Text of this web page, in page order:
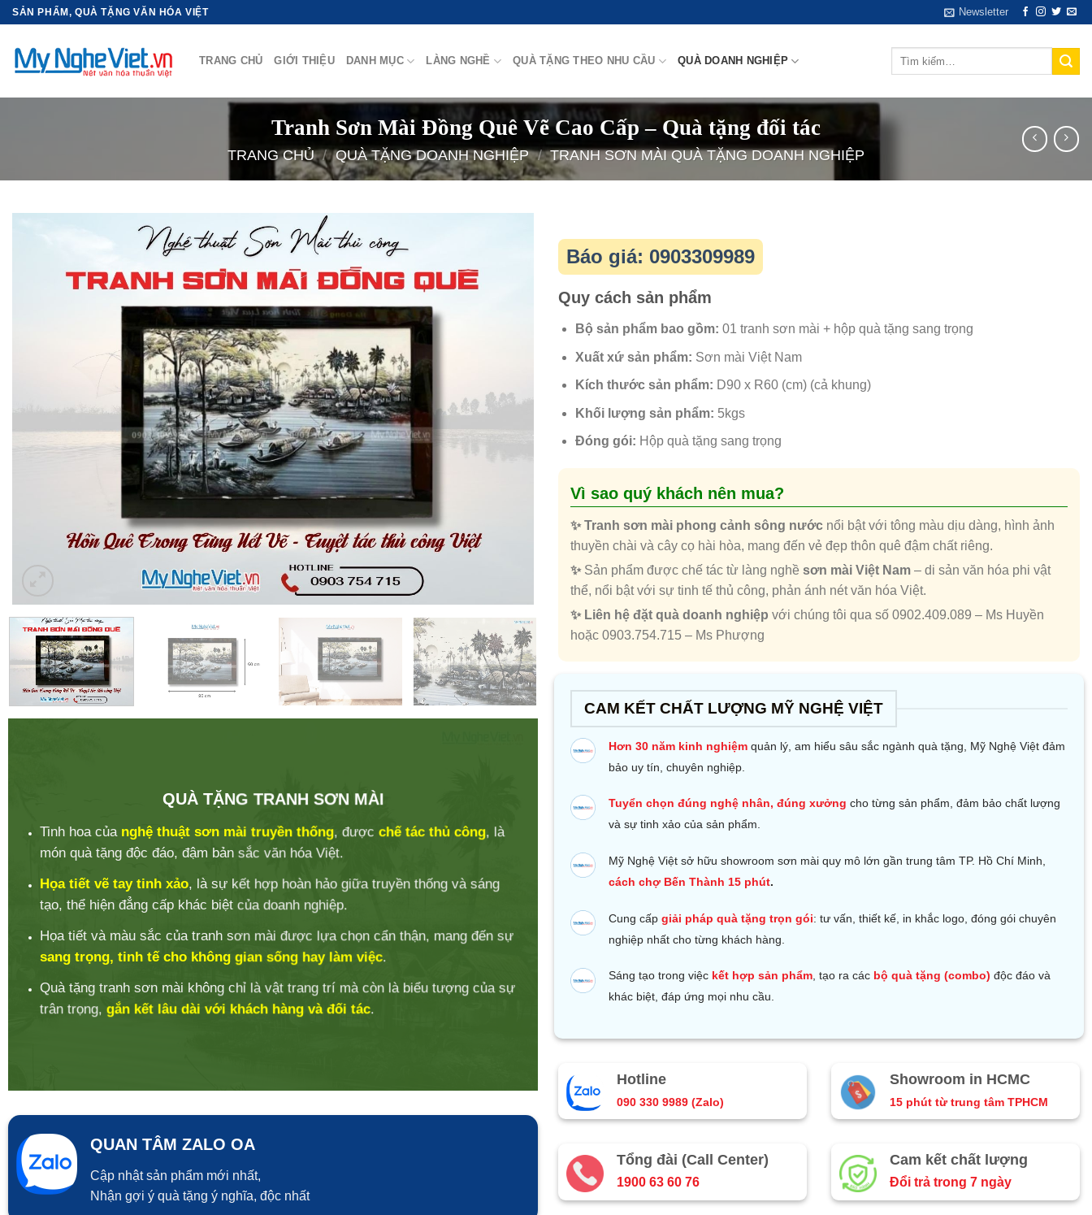
Bỏ
nội
dung
SẢN PHẨM, QUÀ TẶNG VĂN HÓA VIỆT Newsletter
TRANG CHỦ GIỚI THIỆU DANH MỤC LÀNG NGHỀ QUÀ TẶNG THEO NHU CẦU QUÀ DOANH NGHIỆP
Tranh Sơn Mài Đồng Quê Vẽ Cao Cấp – Quà tặng đối tác
TRANG CHỦ / QUÀ TẶNG DOANH NGHIỆP / TRANH SƠN MÀI QUÀ TẶNG DOANH NGHIỆP
QUÀ TẶNG TRANH SƠN MÀI
Tinh hoa của nghệ thuật sơn mài truyền thống, được chế tác thủ công, là
món quà tặng độc đáo, đậm bản sắc văn hóa Việt.
Họa tiết vẽ tay tinh xảo, là sự kết hợp hoàn hảo giữa truyền thống và sáng
tạo, thể hiện đẳng cấp khác biệt của doanh nghiệp.
Họa tiết và màu sắc của tranh sơn mài được lựa chọn cẩn thận, mang đến sự
sang trọng, tinh tế cho không gian sống hay làm việc.
Quà tặng tranh sơn mài không chỉ là vật trang trí mà còn là biểu tượng của sự
trân trọng, gắn kết lâu dài với khách hàng và đối tác.
QUAN TÂM ZALO OA
Cập nhật sản phẩm mới nhất,
Nhận gợi ý quà tặng ý nghĩa, độc nhất
Báo giá: 0903309989
Quy cách sản phẩm
Bộ sản phẩm bao gồm: 01 tranh sơn mài + hộp quà tặng sang trọng
Xuất xứ sản phẩm: Sơn mài Việt Nam
Kích thước sản phẩm: D90 x R60 (cm) (cả khung)
Khối lượng sản phẩm: 5kgs
Đóng gói: Hộp quà tặng sang trọng
Vì sao quý khách nên mua?
✨ Tranh sơn mài phong cảnh sông nước nổi bật với tông màu dịu dàng, hình ảnh
thuyền chài và cây cọ hài hòa, mang đến vẻ đẹp thôn quê đậm chất riêng.
✨ Sản phẩm được chế tác từ làng nghề sơn mài Việt Nam – di sản văn hóa phi vật
thể, nổi bật với sự tinh tế thủ công, phản ánh nét văn hóa Việt.
✨ Liên hệ đặt quà doanh nghiệp với chúng tôi qua số 0902.409.089 – Ms Huyền
hoặc 0903.754.715 – Ms Phượng
CAM KẾT CHẤT LƯỢNG MỸ NGHỆ VIỆT
Hơn 30 năm kinh nghiệm quản lý, am hiểu sâu sắc ngành quà tặng, Mỹ Nghệ Việt đảm
bảo uy tín, chuyên nghiệp.
Tuyển chọn đúng nghệ nhân, đúng xưởng cho từng sản phẩm, đảm bảo chất lượng
và sự tinh xảo của sản phẩm.
Mỹ Nghệ Việt sở hữu showroom sơn mài quy mô lớn gần trung tâm TP. Hồ Chí Minh,
cách chợ Bến Thành 15 phút.
Cung cấp giải pháp quà tặng trọn gói: tư vấn, thiết kế, in khắc logo, đóng gói chuyên
nghiệp nhất cho từng khách hàng.
Sáng tạo trong việc kết hợp sản phẩm, tạo ra các bộ quà tặng (combo) độc đáo và
khác biệt, đáp ứng mọi nhu cầu.
Hotline
090 330 9989 (Zalo)
Showroom in HCMC
15 phút từ trung tâm TPHCM
Tổng đài (Call Center)
1900 63 60 76
Cam kết chất lượng
Đổi trả trong 7 ngày